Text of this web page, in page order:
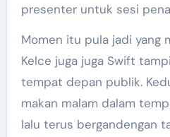
presenter untuk sesi
Momen itu pula jadi yang
Kelce juga juga Swift
tempat depan publik.
makan malam dalam
lalu terus bergandengan